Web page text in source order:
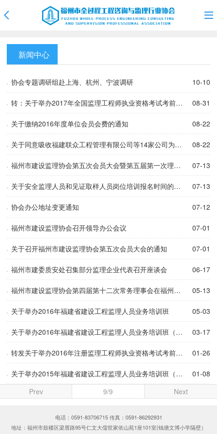
新闻中心
协会专题调研组赴上海、杭州、宁波调研 10-10
转：关于举办2017年全国监理工程师执业资格考试考前辅导班的通知 08-31
关于缴纳2016年度单位会员会费的通知 08-22
关于同意吸收福建联众工程管理有限公司等14家公司为单位会员的决议 08-22
福州市建设监理协会第五次会员大会暨第五届第一次理事会在榕召开 07-13
关于安全监理人员和见证取样人员岗位培训报名时间的通知 07-13
协会办公地址变更通知 07-12
福州市建设监理协会召开领导办公会议 07-01
关于召开福州市建设监理协会第五次会员大会的通知 07-01
福州市建委质安处召集部分监理企业代表召开座谈会 06-17
福州市建设监理协会第四届第十二次常务理事会在福州召开 05-13
关于举办2016年福建省建设工程监理人员业务培训班 05-03
关于举办2016年福建省建设工程监理人员业务培训班（福州培训点第二期）的通知 03-17
转发关于举办2016年注册监理工程师执业资格考试考前辅导班的通知 01-26
关于举办2015年福建省建设工程监理人员业务培训班（福州培训点第四期）的通知
01-08
9/9
Prev Next
电话：0591-83706715 传真：0591-86292931
地址：福州市鼓楼区梁厝路95号仁文大儒世家依山苑1座101室(钱塘文博小学隔壁）